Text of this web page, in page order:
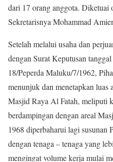
dari 17 orang anggota.
Sekretarisnya Mohammad
Setelah melalui usaha dan
dengan Surat Keputusan
18/Peperda Maluku/7/1962,
menunjuk dan menetapkan luas
Masjid Raya Al Fatah, meliputi
berdampingan dengan areal
1968 diperbaharui lagi susunan
dengan tenaga – tenaga yang
mengingat volume kerja mulai